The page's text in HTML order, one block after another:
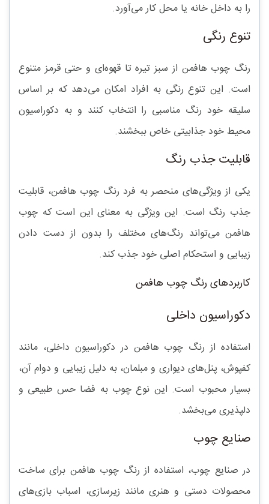
را به داخل خانه یا محل کار می‌آورد.
تنوع رنگی
رنگ چوب هافمن از سبز تیره تا قهوه‌ای و حتی قرمز متنوع
است. این تنوع رنگی به افراد امکان می‌دهد که بر اساس
سلیقه خود رنگ مناسبی را انتخاب کنند و به دکوراسیون
محیط خود جذابیتی خاص ببخشند.
قابلیت جذب رنگ
یکی از ویژگی‌های منحصر به فرد رنگ چوب هافمن، قابلیت
جذب رنگ است. این ویژگی به معنای این است که چوب
هافمن می‌تواند رنگ‌های مختلف را بدون از دست دادن
زیبایی و استحکام اصلی خود جذب کند.
کاربردهای رنگ چوب هافمن
دکوراسیون داخلی
استفاده از رنگ چوب هافمن در دکوراسیون داخلی، مانند
کفپوش، پنل‌های دیواری و مبلمان، به دلیل زیبایی و دوام آن،
بسیار محبوب است. این نوع چوب به فضا حس طبیعی و
دلپذیری می‌بخشد.
صنایع چوب
در صنایع چوب، استفاده از رنگ چوب هافمن برای ساخت
محصولات دستی و هنری مانند زیرسازی، اسباب بازی‌های